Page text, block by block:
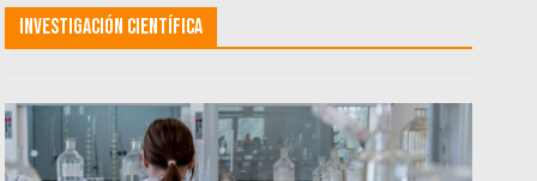
Investigación Científica